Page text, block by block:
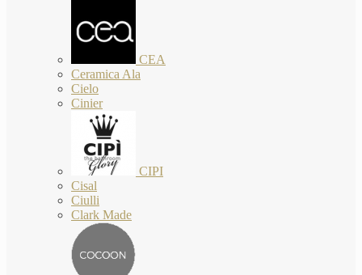
CEA
Ceramica Ala
Cielo
Cinier
CIPI
Cisal
Ciulli
Clark Made